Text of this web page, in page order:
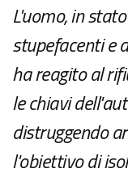
L'uomo, in
stupefacenti e
ha reagito al
le chiavi
distruggendo
l'obiettivo di